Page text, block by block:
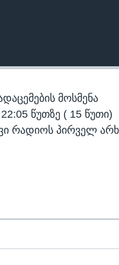
მოსმენა
წუთზე ( 15 წუთი)
რადიოს პირველ